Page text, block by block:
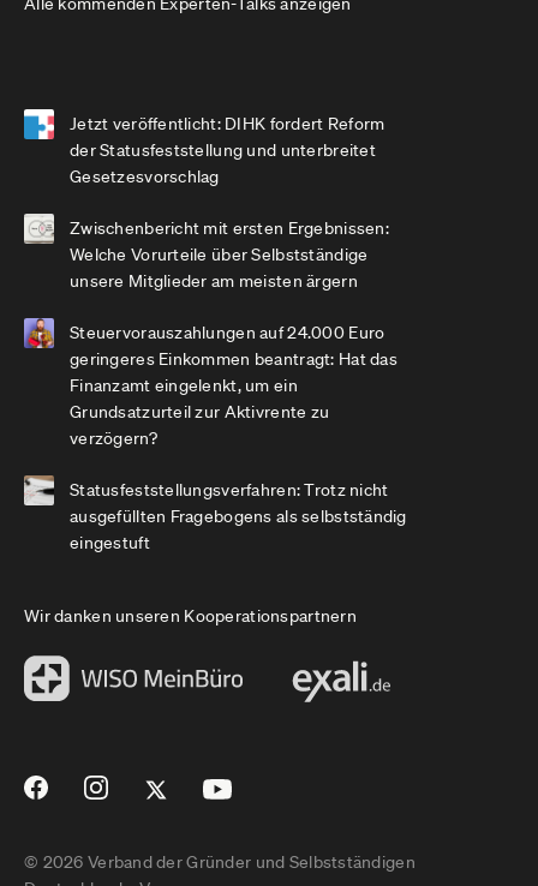
Jetzt veröffentlicht: DIHK fordert Reform
der Statusfeststellung und unterbreitet
Gesetzesvorschlag
Zwischenbericht mit ersten Ergebnissen:
Welche Vorurteile über Selbstständige
unsere Mitglieder am meisten ärgern
Steuervorauszahlungen auf 24.000 Euro
geringeres Einkommen beantragt: Hat das
Finanzamt eingelenkt, um ein
Grundsatzurteil zur Aktivrente zu
verzögern?
Statusfeststellungsverfahren: Trotz nicht
ausgefüllten Fragebogens als selbstständig
eingestuft
Wir danken unseren Kooperationspartnern
© 2026 Verband der Gründer und Selbstständigen